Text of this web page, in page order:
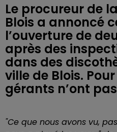
Le procureur de
Blois a annoncé
l’ouverture de
après des
dans des
ville de Blois.
gérants n’ont
"Ce que nous avons vu,